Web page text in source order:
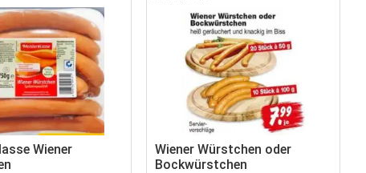
Wiener
Wiener Würstchen oder
Bockwürstchen